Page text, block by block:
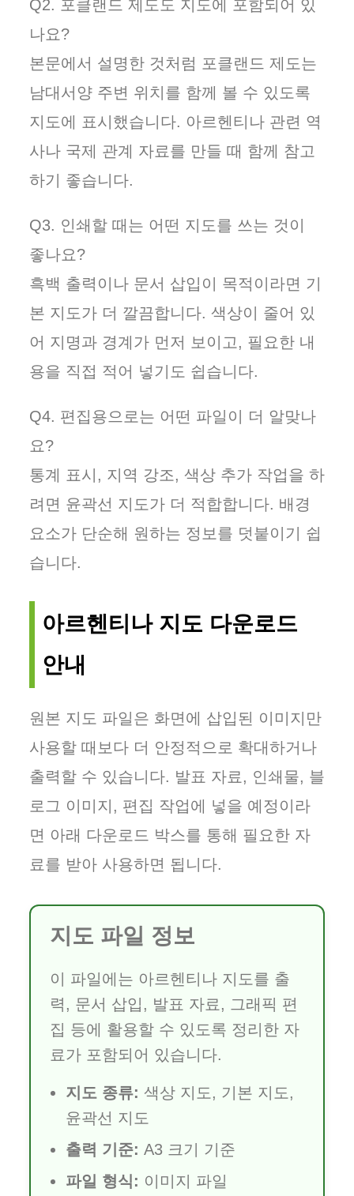
Q2. 포클랜드 제도도 지도에 포함되어 있
나요?
본문에서 설명한 것처럼 포클랜드 제도는
남대서양 주변 위치를 함께 볼 수 있도록
지도에 표시했습니다. 아르헨티나 관련 역
사나 국제 관계 자료를 만들 때 함께 참고
하기 좋습니다.
Q3. 인쇄할 때는 어떤 지도를 쓰는 것이
좋나요?
흑백 출력이나 문서 삽입이 목적이라면 기
본 지도가 더 깔끔합니다. 색상이 줄어 있
어 지명과 경계가 먼저 보이고, 필요한 내
용을 직접 적어 넣기도 쉽습니다.
Q4. 편집용으로는 어떤 파일이 더 알맞나
요?
통계 표시, 지역 강조, 색상 추가 작업을 하
려면 윤곽선 지도가 더 적합합니다. 배경
요소가 단순해 원하는 정보를 덧붙이기 쉽
습니다.
아르헨티나 지도 다운로드
안내
원본 지도 파일은 화면에 삽입된 이미지만
사용할 때보다 더 안정적으로 확대하거나
출력할 수 있습니다. 발표 자료, 인쇄물, 블
로그 이미지, 편집 작업에 넣을 예정이라
면 아래 다운로드 박스를 통해 필요한 자
료를 받아 사용하면 됩니다.
지도 파일 정보
이 파일에는 아르헨티나 지도를 출
력, 문서 삽입, 발표 자료, 그래픽 편
집 등에 활용할 수 있도록 정리한 자
료가 포함되어 있습니다.
지도 종류: 색상 지도, 기본 지도,
윤곽선 지도
출력 기준: A3 크기 기준
파일 형식: 이미지 파일